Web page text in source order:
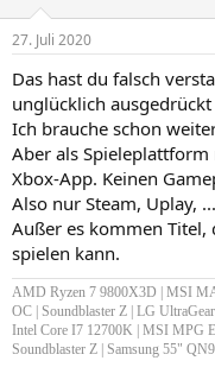
27. Juli 2020
Das hast du falsch
unglücklich ausgedrückt
Ich brauche schon
Aber als
Xbox-App. Keinen
Also nur Steam, Uplay,
Außer es kommen
spielen kann.
AMD Ryzen 7 9800X3D | MSI
OC | Soundblaster Z | LG
Intel Core I7 12700K | MSI MPG
Soundblaster Z | Samsung 55"